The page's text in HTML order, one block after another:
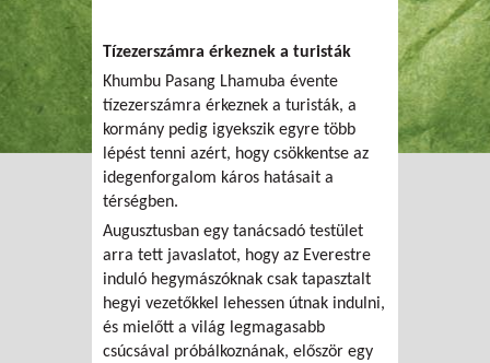
Tízezerszámra érkeznek a turisták
Khumbu Pasang Lhamuba évente
tízezerszámra érkeznek a turisták, a
kormány pedig igyekszik egyre több
lépést tenni azért, hogy csökkentse az
idegenforgalom káros hatásait a
térségben.
Augusztusban egy tanácsadó testület
arra tett javaslatot, hogy az Everestre
induló hegymászóknak csak tapasztalt
hegyi vezetőkkel lehessen útnak indulni,
és mielőtt a világ legmagasabb
csúcsával próbálkoznának, először egy